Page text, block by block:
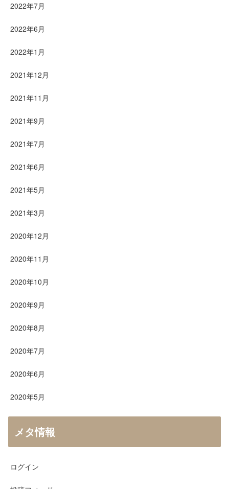
2022年7月
2022年6月
2022年1月
2021年12月
2021年11月
2021年9月
2021年7月
2021年6月
2021年5月
2021年3月
2020年12月
2020年11月
2020年10月
2020年9月
2020年8月
2020年7月
2020年6月
2020年5月
メタ情報
ログイン